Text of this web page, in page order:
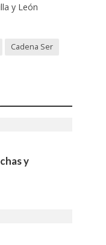
y León
Cadena Ser
y